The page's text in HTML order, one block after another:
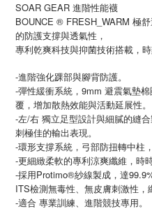
SOAR GEAR 進階性能襪
BOUNCE ® FRESH_WARM 極
的防護支撐與透氣性，
專利乾爽科技與抑菌技術搭載，
-進階強化踝部與腳背防護。
-彈性緩衝系統，9mm 避震氣墊
覆，增加散熱效能與活動延展性。
-左/右 獨立足型設計與細膩的縫
刺極佳的輸出表現。
-環形支撐系統，弓部防扭轉中柱
-更細緻柔軟的專利涼爽纖維，時
-採用Protimo®紗線製成，達
ITS檢測無毒性、無皮膚刺激性，
-適合 專業訓練、進階競技專用。